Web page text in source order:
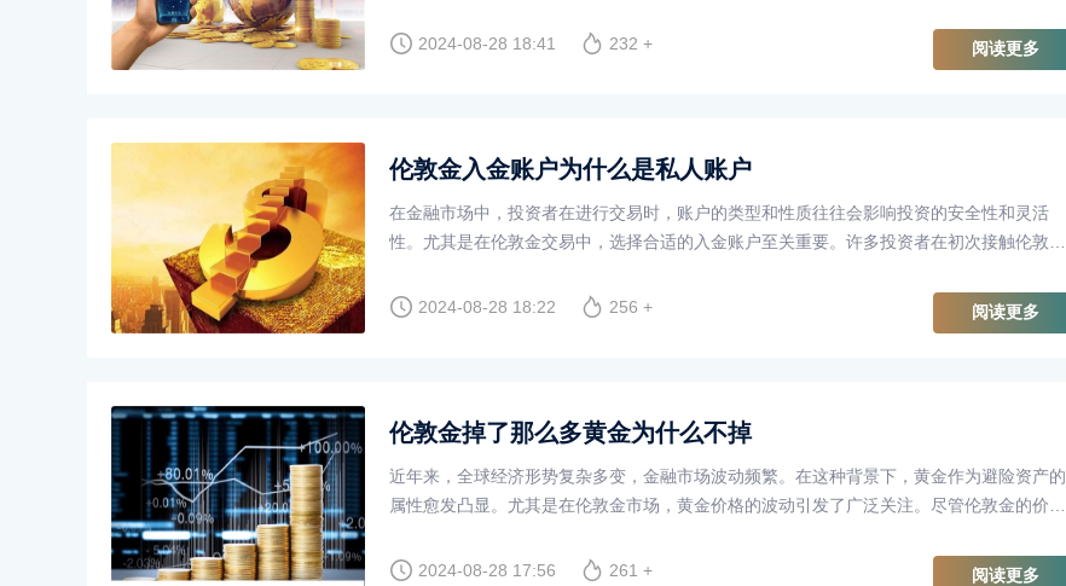
入探讨。
2024-08-28 18:41 232 + 阅读更多
伦敦金入金账户为什么是私人账户
在金融市场中，投资者在进行交易时，账户的类型和性质往往会影响投资的安全性和灵活
性。尤其是在伦敦金交易中，选择合适的入金账户至关重要。许多投资者在初次接触伦敦金
讨论，并探讨其背后的原因。
2024-08-28 18:22 256 + 阅读更多
伦敦金掉了那么多黄金为什么不掉
近年来，全球经济形势复杂多变，金融市场波动频繁。在这种背景下，黄金作为避险资产的
属性愈发凸显。尤其是在伦敦金市场，黄金价格的波动引发了广泛关注。尽管伦敦金的价格
为什么在伦敦金掉了那么多黄金的情况下，实际市场却没有“掉”呢？
2024-08-28 17:56 261 + 阅读更多